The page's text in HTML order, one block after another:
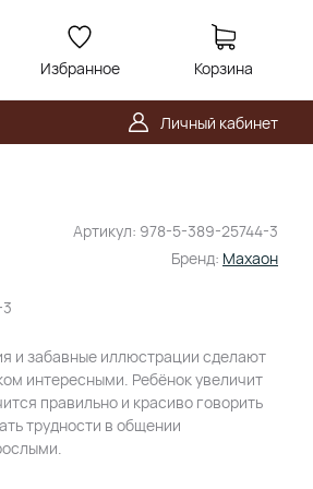
Избранное Корзина
Личный кабинет
Артикул: 978-5-389-25744-3
Бренд: Махаон
и забавные иллюстрации сделают
интересными. Ребёнок увеличит
правильно и красиво говорить
трудности в общении